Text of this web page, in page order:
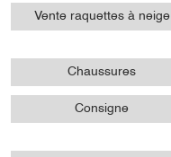
Vente raquettes à neige
Chaussures
Consigne